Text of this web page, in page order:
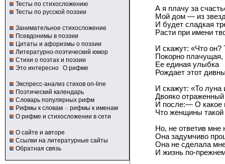
Тесты по стихосложению
Тесты по русской поэзии
Занимательное стихосложение
Псевдонимы в поэзии
Цитаты и афоризмы о поэзии
Литературно-поэтический юмор
Стихи о поэтах и поэзии
Это интересно О рифме
Экспресс-анализ стихов on-line
Поэтический календарь
Словарь популярных рифм
Рифмы к словам и рифмы к именам
О рифме и стихосложении в сети
О сайте и авторе
Ссылки на литературные сайты
Обратная связь
А я плачу за
Мой дом — из
И будет сладкая
Расти при имени
И скажут: «Что он?
Покорно плачущая,
Ее единая улыбка
Рождает этот
И скажут: «То луна
Двояко
И после:— О какое
Что женщины такой
Но, не ответив мне
Она задумчиво
Она не сделала
И жизнь по-